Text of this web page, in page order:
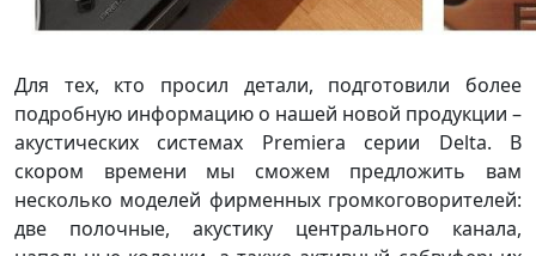
Для тех, кто просил детали, подготовили более
подробную информацию о нашей новой продукции –
акустических системах Premiera серии Delta. В
скором времени мы сможем предложить вам
несколько моделей фирменных громкоговорителей:
две полочные, акустику центрального канала,